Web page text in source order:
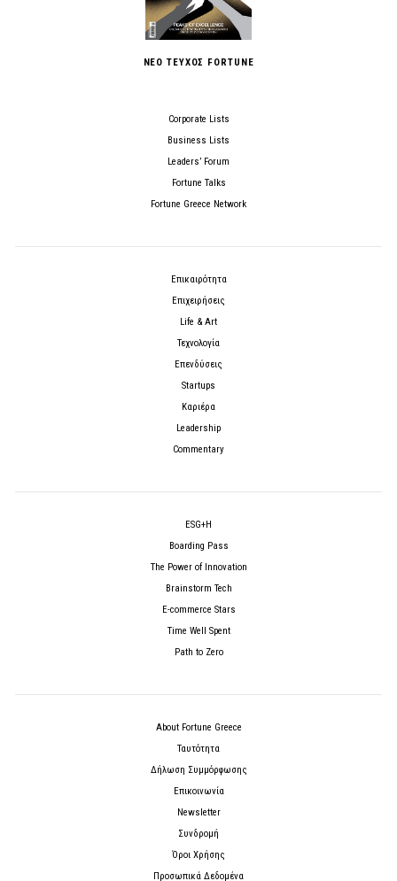
ΝΕΟ ΤΕΥΧΟΣ FORTUNE
Corporate Lists
Business Lists
Leaders’ Forum
Fortune Talks
Fortune Greece Network
Επικαιρότητα
Επιχειρήσεις
Life & Art
Τεχνολογία
Επενδύσεις
Startups
Καριέρα
Leadership
Commentary
ESG+H
Boarding Pass
The Power of Innovation
Brainstorm Tech
E-commerce Stars
Time Well Spent
Path to Zero
About Fortune Greece
Ταυτότητα
Δήλωση Συμμόρφωσης
Επικοινωνία
Newsletter
Συνδρομή
Όροι Χρήσης
Προσωπικά Δεδομένα